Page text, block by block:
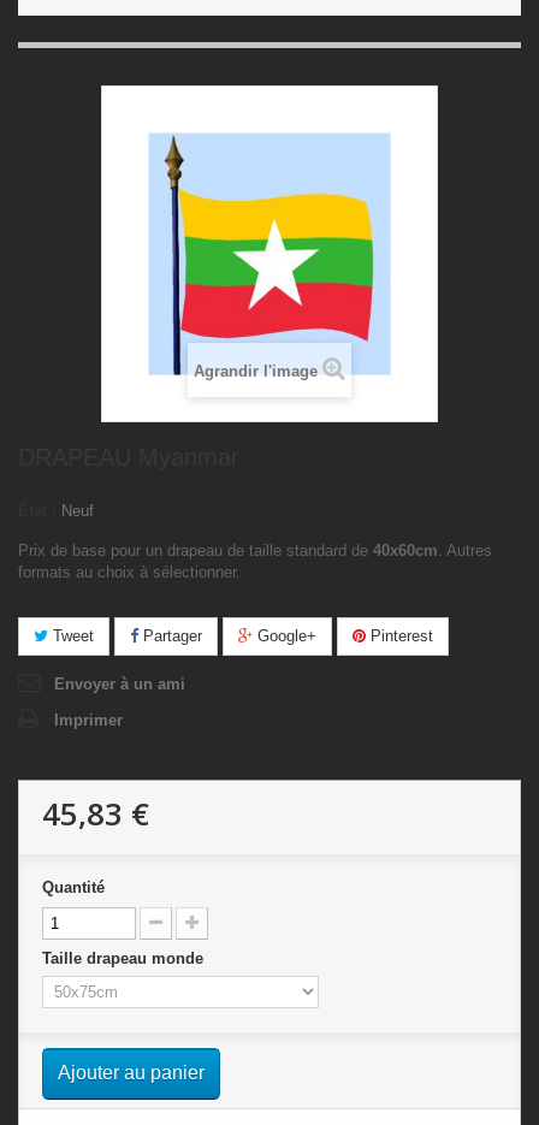
Agrandir l'image
Neuf
Prix de base pour un drapeau de taille standard de 40x60cm. Autres
formats au choix à sélectionner.
Tweet Partager Google+ Pinterest
Envoyer à un ami
Imprimer
45,83 €
Quantité
Taille drapeau monde
Ajouter au panier